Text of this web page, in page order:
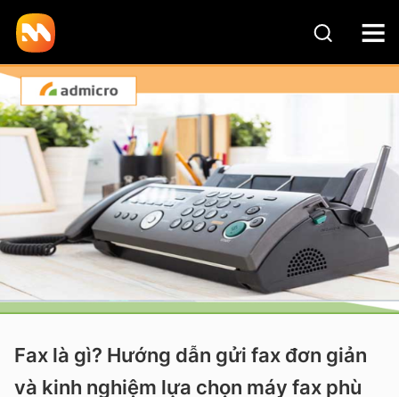
Fax là gì? Hướng dẫn gửi fax đơn giản
và kinh nghiệm lựa chọn máy fax phù